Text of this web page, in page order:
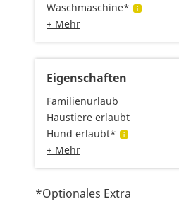
Waschmaschine*
+ Mehr
Eigenschaften
Familienurlaub
Haustiere erlaubt
Hund erlaubt*
+ Mehr
*Optionales Extra